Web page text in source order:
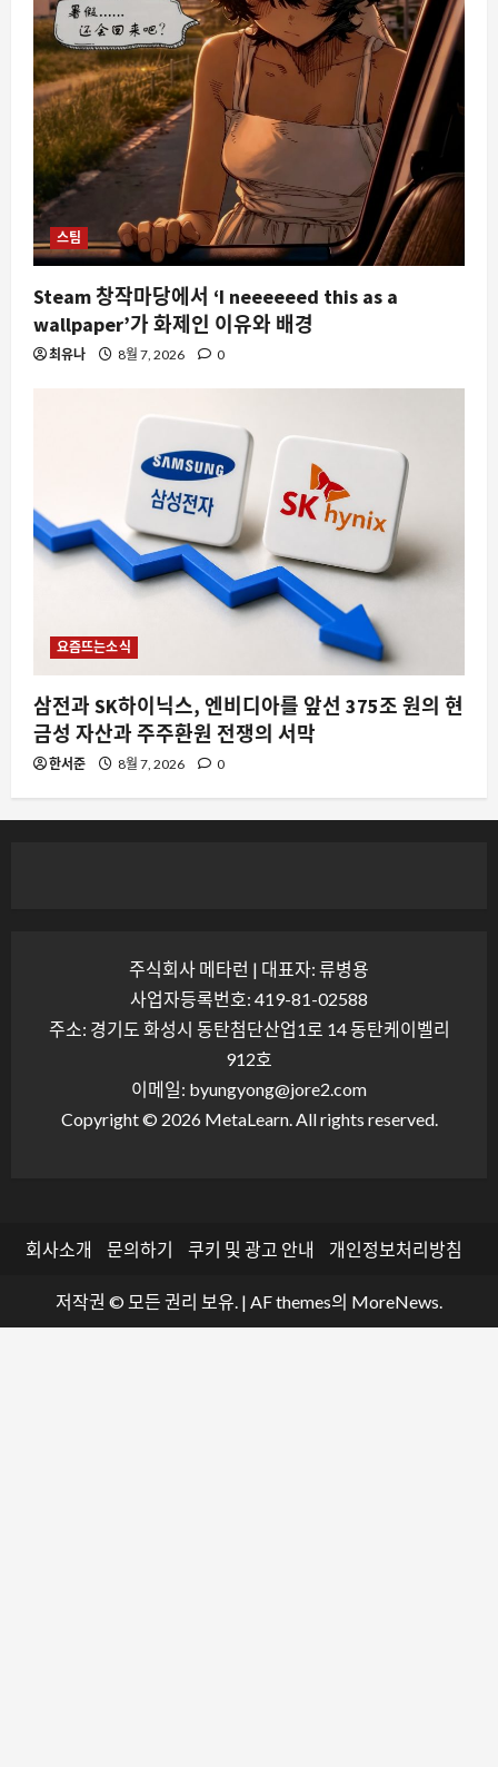
스팀
Steam 창작마당에서 ‘I neeeeeed this as a
wallpaper’가 화제인 이유와 배경
최유나 8월 7, 2026 0
요즘뜨는소식
삼전과 SK하이닉스, 엔비디아를 앞선 375조 원의 현
금성 자산과 주주환원 전쟁의 서막
한서준 8월 7, 2026 0
주식회사 메타런 | 대표자: 류병용
사업자등록번호: 419-81-02588
주소: 경기도 화성시 동탄첨단산업1로 14 동탄케이벨리
912호
이메일: byungyong@jore2.com
Copyright © 2026 MetaLearn. All rights reserved.
회사소개 문의하기 쿠키 및 광고 안내 개인정보처리방침
저작권 © 모든 권리 보유. | AF themes의 MoreNews.